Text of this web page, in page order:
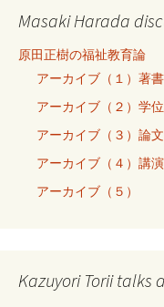
Masaki Harada
原田正樹の福祉教育論
アーカイブ（１）著書
アーカイブ（２）学
アーカイブ（３）論文
アーカイブ（４）講
アーカイブ（５）
Kazuyori Torii talks